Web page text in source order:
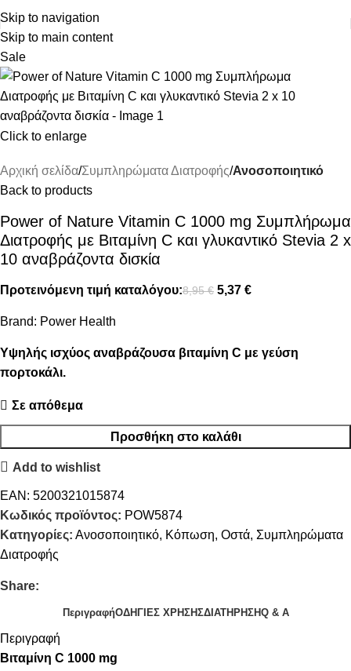
Skip to navigation
Skip to main content
ΔΩΡΕΑΝ ΜΕΤΑΦΟΡΙΚΑ ΑΝΩ ΤΩΝ 45€
Sale
Click to enlarge
Αρχική σελίδα Συμπληρώματα Διατροφής Ανοσοποιητικό
Back to products
Power of Nature Vitamin C 1000 mg Συμπλήρωμα
Διατροφής με Βιταμίνη C και γλυκαντικό Stevia 2 x
10 αναβράζοντα δισκία
Προτεινόμενη τιμή καταλόγου:8,95€ 5,37 €
Brand: Power Health
Υψηλής ισχύος αναβράζουσα βιταμίνη C με γεύση
πορτοκάλι.
Σε απόθεμα
Προσθήκη στο καλάθι
Add to wishlist
EAN: 5200321015874
Κωδικός προϊόντος: POW5874
Κατηγορίες: Ανοσοποιητικό, Κόπωση, Οστά, Συμπληρώματα
Διατροφής
Share:
ΠεριγραφήΟΔΗΓΙΕΣ ΧΡΗΣΗΣΔΙΑΤΗΡΗΣΗQ & A
Περιγραφή
Βιταμίνη C 1000 mg